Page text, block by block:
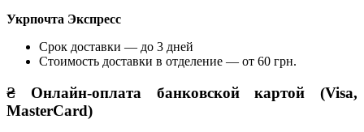
Укрпочта Экспресс
Срок доставки — до 3 дней
Стоимость доставки в отделение — от 60 грн.
₴ Онлайн-оплата банковской картой (Visa,
MasterCard)